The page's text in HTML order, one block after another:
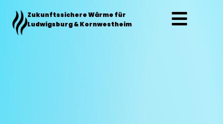
Inhalt
springen
Zukunftssichere Wärme für
Ludwigsburg & Kornwestheim